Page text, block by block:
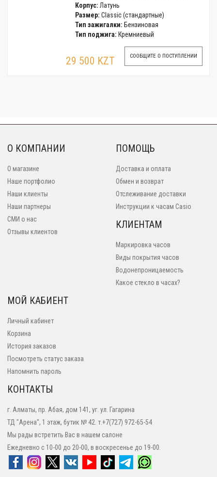
Корпус: Латунь
Размер: Classic (стандартные)
Тип зажигалки: Бензиновая
Тип поджига: Кремниевый
29 500 KZT СООБЩИТЕ О ПОСТУПЛЕНИИ
О КОМПАНИИ
О магазине
Наше портфолио
Наши клиенты
Наши партнеры
СМИ о нас
Отзывы клиентов
ПОМОЩЬ
Доставка и оплата
Обмен и возврат
Отслеживание доставки
Инструкции к часам Casio
КЛИЕНТАМ
Маркировка часов
Виды покрытия часов
Водонепроницаемость
Какое стекло в часах?
МОЙ КАБИЕНТ
Личный кабинет
Корзина
История заказов
Посмотреть статус заказа
Напомнить пароль
КОНТАКТЫ
г. Алматы, пр. Абая, дом 141, уг. ул. Гагарина
ТД "Арена", 1 этаж, бутик № 42. т.+7(727) 972-65-54
Мы рады встретить Вас в нашем салоне
Ежедневно с 10-00 до 20-00, в воскресенье до 19-00.